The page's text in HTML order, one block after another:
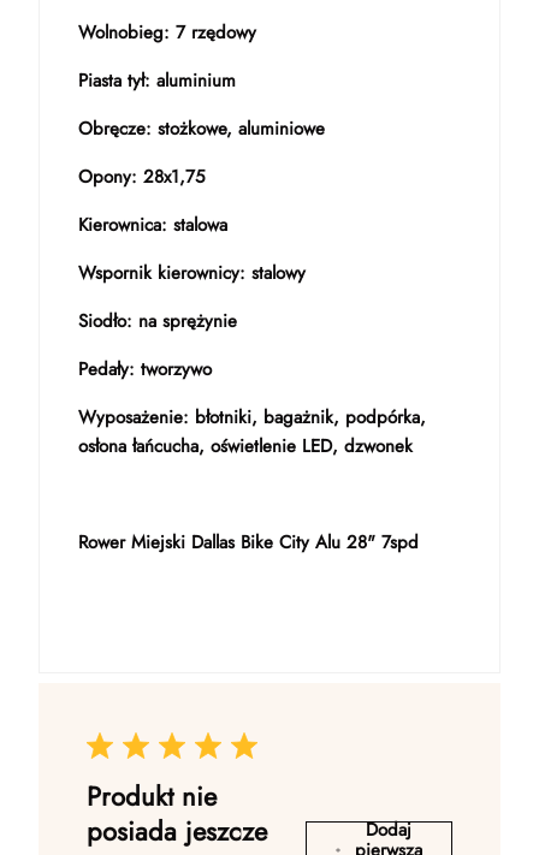
Wolnobieg: 7 rzędowy
Piasta tył: aluminium
Obręcze: stożkowe, aluminiowe
Opony: 28x1,75
Kierownica: stalowa
Wspornik kierownicy: stalowy
Siodło: na sprężynie
Pedały: tworzywo
Wyposażenie: błotniki, bagażnik, podpórka,
osłona łańcucha, oświetlenie LED, dzwonek
Rower Miejski Dallas Bike City Alu 28" 7spd
Produkt nie
posiada jeszcze
Dodaj
pierwszą